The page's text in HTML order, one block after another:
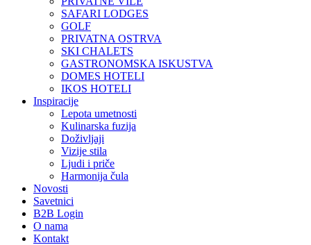
SAFARI LODGES
GOLF
PRIVATNA OSTRVA
SKI CHALETS
GASTRONOMSKA ISKUSTVA
DOMES HOTELI
IKOS HOTELI
Inspiracije
Lepota umetnosti
Kulinarska fuzija
Doživljaji
Vizije stila
Ljudi i priče
Harmonija čula
Novosti
Savetnici
B2B Login
O nama
Kontakt